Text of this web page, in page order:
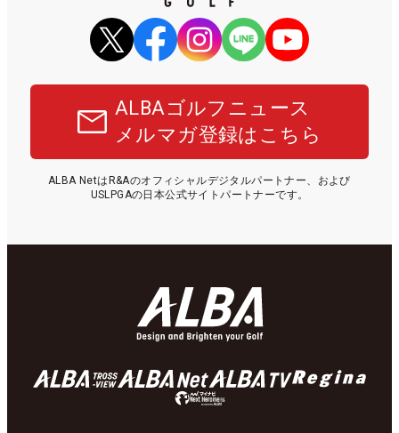
ALBAゴルフニュース
メルマガ登録はこちら
ALBA NetはR&Aのオフィシャルデジタルパートナー、および
USLPGAの日本公式サイトパートナーです。